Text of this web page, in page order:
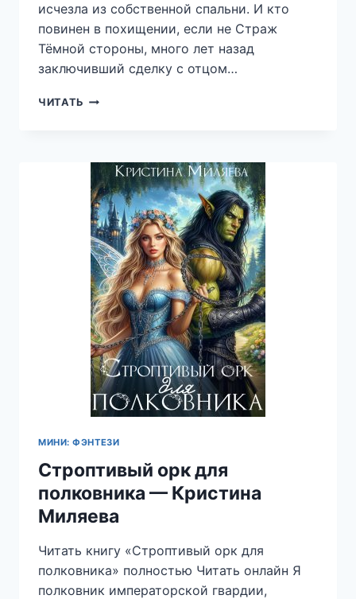
исчезла из собственной спальни. И кто
повинен в похищении, если не Страж
Тёмной стороны, много лет назад
заключивший сделку с отцом…
ЧИТАТЬ ТЁМНАЯ
СЕРИНА
ГЭЛБРЭЙТ
МИНИ: ФЭНТЕЗИ
Строптивый орк для
полковника — Кристина
Миляева
Читать книгу «Строптивый орк для
полковника» полностью Читать онлайн Я
полковник императорской гвардии,